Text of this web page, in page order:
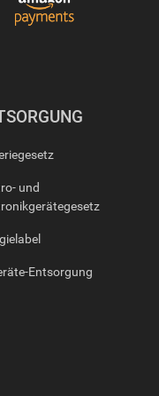
und
Entsorgung